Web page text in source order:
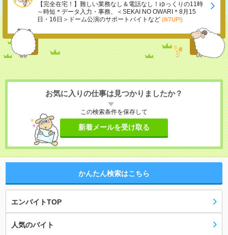
【完全在宅！】難しい業務なし＆電話なし！ゆっくりの11時
～時短＊データ入力・事務、＜SEKAI NO OWARI＊8月15
日・16日＞ドーム公演のサポートバイトなど (8/7UP!)
お気に入りの仕事は見つかりましたか？
この検索条件を保存して
新着メールを受け取る
かんたん検索はこちら
エンバイトTOP
人気のバイト